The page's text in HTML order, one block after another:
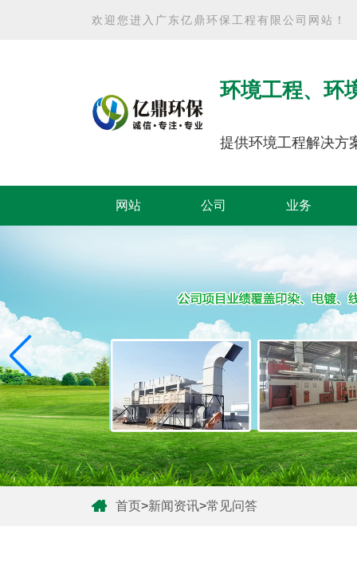
欢迎您进入广东亿鼎环保工程有限公司网站！
环境工程、环
提供环境工程解决方
网站 公司 业务
首页>新闻资讯>常见问答